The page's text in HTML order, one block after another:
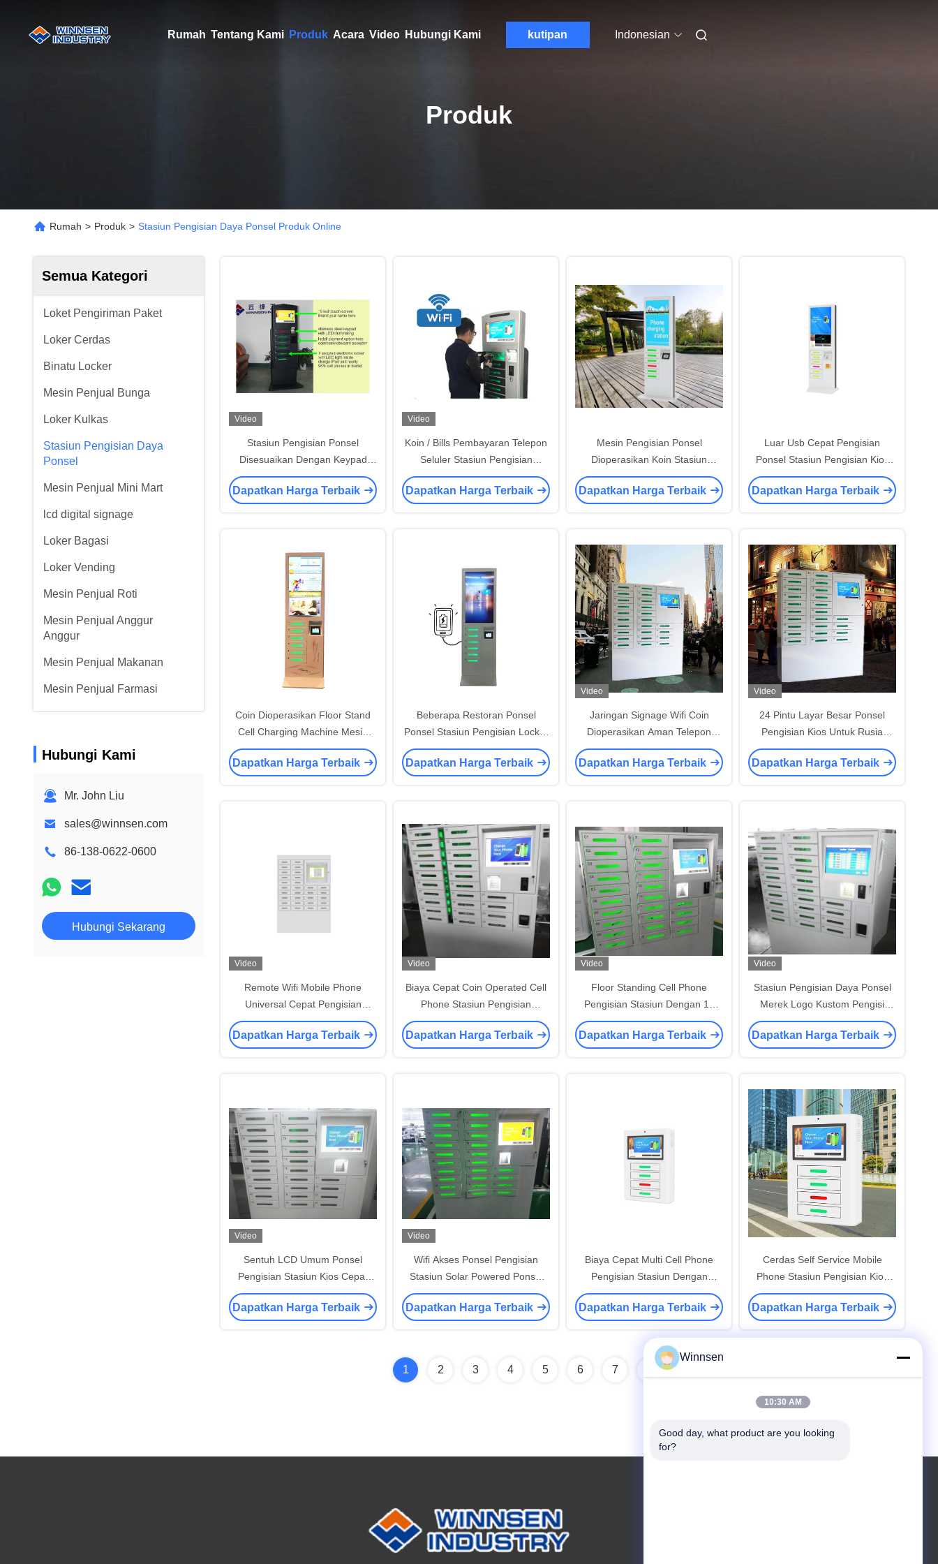
Rumah Tentang Kami Produk Acara Video Hubungi Kami kutipan Indonesian
Produk
Rumah > Produk > Stasiun Pengisian Daya Ponsel Produk Online
Semua Kategori
Loket Pengiriman Paket
Loker Cerdas
Binatu Locker
Mesin Penjual Bunga
Loker Kulkas
Stasiun Pengisian Daya
Ponsel
Mesin Penjual Mini Mart
lcd digital signage
Loker Bagasi
Loker Vending
Mesin Penjual Roti
Mesin Penjual Anggur
Anggur
Mesin Penjual Makanan
Mesin Penjual Farmasi
Hubungi Kami
Mr. John Liu
sales@winnsen.com
86-138-0622-0600
Hubungi Sekarang
Video
Stasiun Pengisian Ponsel
Disesuaikan Dengan Keypad
Logam Dan LED
Dapatkan Harga Terbaik
Video
Koin / Bills Pembayaran Telepon
Seluler Stasiun Pengisian
Koneksi Wifi Kios Hotspot
Dapatkan Harga Terbaik
Mesin Pengisian Ponsel
Dioperasikan Koin Stasiun
Pengisian Umum untuk Bandara
Shopping Mall
Dapatkan Harga Terbaik
Luar Usb Cepat Pengisian
Ponsel Stasiun Pengisian Kios
Loker 6 Port Koin Dioperasikan
Dapatkan Harga Terbaik
Coin Dioperasikan Floor Stand
Cell Charging Machine Mesin
Pengisian Ponsel Stasiun dengan
layar LCD 43 "
Dapatkan Harga Terbaik
Beberapa Restoran Ponsel
Ponsel Stasiun Pengisian Locker
Kios Mesin Penjual Otomatis
Dapatkan Harga Terbaik
Video
Jaringan Signage Wifi Coin
Dioperasikan Aman Telepon
Pengisian Station Untuk Museum
/ Perpustakaan
Dapatkan Harga Terbaik
Video
24 Pintu Layar Besar Ponsel
Pengisian Kios Untuk Rusia
Menerima Koin Rubel Dan
Papermoney
Dapatkan Harga Terbaik
Video
Remote Wifi Mobile Phone
Universal Cepat Pengisian
Nirkabel Berdiri Station Untuk
iPhone Android
Dapatkan Harga Terbaik
Video
Biaya Cepat Coin Operated Cell
Phone Stasiun Pengisian
Gunakan Shopping Mall
Dapatkan Harga Terbaik
Video
Floor Standing Cell Phone
Pengisian Stasiun Dengan 19
Inch LCD Untuk Semua Ponsel
Dapatkan Harga Terbaik
Video
Stasiun Pengisian Daya Ponsel
Merek Logo Kustom Pengisi
Daya Cepat Dengan 19 Inch
Monitor
Dapatkan Harga Terbaik
Video
Sentuh LCD Umum Ponsel
Pengisian Stasiun Kios Cepat
Mengisi Kode Kunci Desain
Dapatkan Harga Terbaik
Video
Wifi Akses Ponsel Pengisian
Stasiun Solar Powered Ponsel
Pengisian Mesin Vending
Dapatkan Harga Terbaik
Biaya Cepat Multi Cell Phone
Pengisian Stasiun Dengan
Locker Aman Untuk Restaurant
Hotel
Dapatkan Harga Terbaik
Cerdas Self Service Mobile
Phone Stasiun Pengisian Kios
Dengan Empat Pintu
Dapatkan Harga Terbaik
1 2 3 4 5 6 7
Winnsen
10:30 AM
Good day, what product are you looking
for?